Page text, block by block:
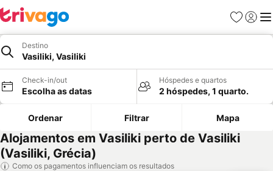
Favoritos
Iniciar
Destino
Vasiliki, Vasiliki
Check-in/out
Escolha as datas
Hóspedes e quartos
2 hóspedes, 1 quarto.
Ordenar Filtrar Mapa
Alojamentos em Vasiliki perto de Vasiliki
(Vasiliki, Grécia)
Como os pagamentos influenciam os resultados